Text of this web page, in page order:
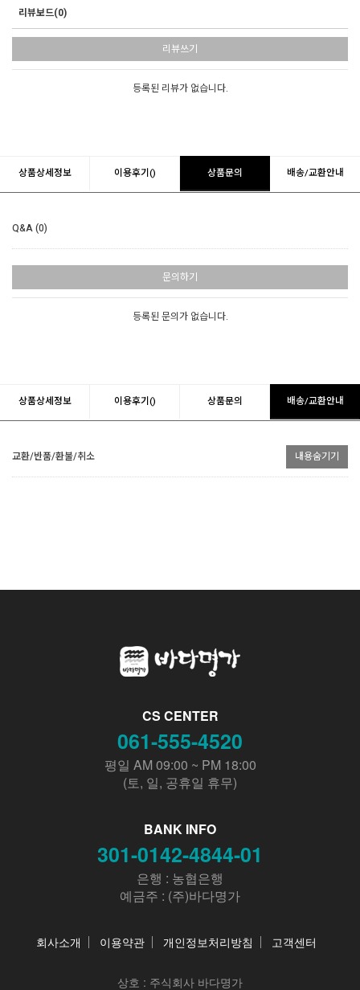
리뷰보드(0)
리뷰쓰기
등록된 리뷰가 없습니다.
상품상세정보 이용후기() 상품문의 배송/교환안내
Q&A (0)
문의하기
등록된 문의가 없습니다.
상품상세정보 이용후기() 상품문의 배송/교환안내
교환/반품/환불/취소 내용숨기기
CS CENTER
061-555-4520
평일 AM 09:00 ~ PM 18:00
(토, 일, 공휴일 휴무)
BANK INFO
301-0142-4844-01
은행 : 농협은행
예금주 : (주)바다명가
회사소개 이용약관 개인정보처리방침 고객센터
상호 : 주식회사 바다명가